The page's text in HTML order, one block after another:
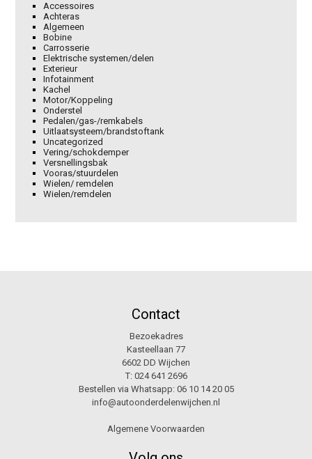
Accessoires
Achteras
Algemeen
Bobine
Carrosserie
Elektrische systemen/delen
Exterieur
Infotainment
Kachel
Motor/Koppeling
Onderstel
Pedalen/gas-/remkabels
Uitlaatsysteem/brandstoftank
Uncategorized
Vering/schokdemper
Versnellingsbak
Vooras/stuurdelen
Wielen/ remdelen
Wielen/remdelen
Contact
Bezoekadres
Kasteellaan 77
6602 DD Wijchen
T: 024 641 2696
Bestellen via Whatsapp: 06 10 14 20 05
info@autoonderdelenwijchen.nl
Algemene Voorwaarden